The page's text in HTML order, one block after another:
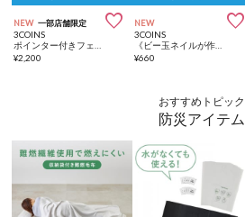
NEW 一部店舗限定 
3COINS
¥2,200
NEW 
3COINS
¥660
おすすめトピック
防災アイテム